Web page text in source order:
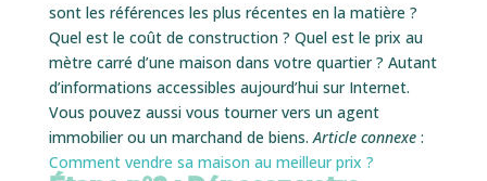
sont les références les plus récentes en la matière ?
Quel est le coût de construction ? Quel est le prix au
mètre carré d’une maison dans votre quartier ? Autant
d’informations accessibles aujourd’hui sur Internet.
Vous pouvez aussi vous tourner vers un agent
immobilier ou un marchand de biens.Article connexe:
Comment vendre sa maison au meilleur prix ?